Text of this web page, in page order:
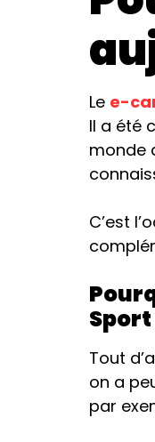
Le e-
Il a été
monde
C’est
Tout
on a
par